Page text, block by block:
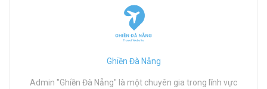
Ghiền Đà Nẵng
Admin "Ghiền Đà Nẵng" là một chuyên gia trong lĩnh vực